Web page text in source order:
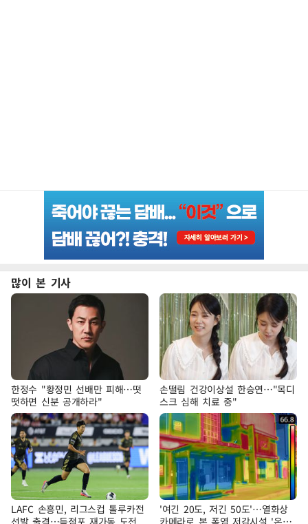
많이 본 기사
한정수 "황정민 선배만 피해…떳
떳하면 신분 공개하라"
손떨림 건강이상설 한승연…"목디
스크 심해 치료 중"
LAFC 손흥민, 리그스컵 톨루카전
'여긴 20도, 저긴 50도'…열화상